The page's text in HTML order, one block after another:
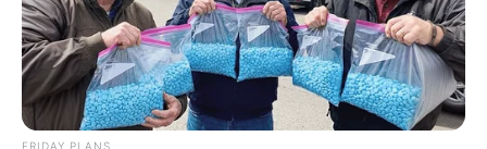
FRIDAY PLANS